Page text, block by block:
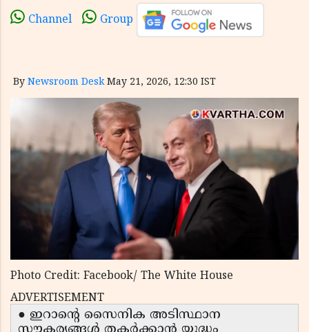
Channel Group
By Newsroom Desk May 21, 2026, 12:30 IST
Photo Credit: Facebook/ The White House
ADVERTISEMENT
● ഇറാന്റെ സൈനിക അടിസ്ഥാന